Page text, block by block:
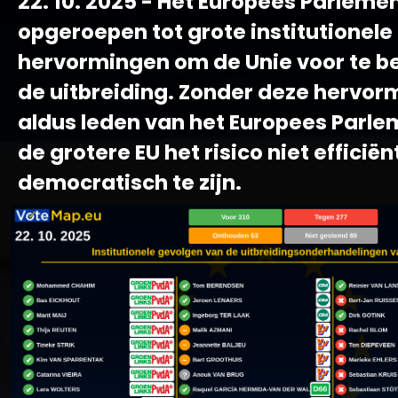
opgeroepen tot grote institutionele
hervormingen om de Unie voor te
de uitbreiding. Zonder deze
aldus leden van het Europees
de grotere EU het risico niet
democratisch te zijn.